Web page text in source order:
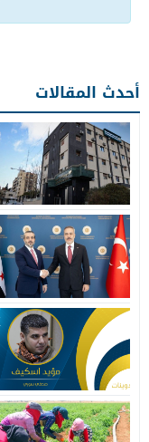
أحدث المقالات